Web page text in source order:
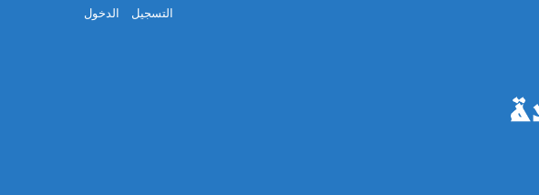
التسجيل الدخول